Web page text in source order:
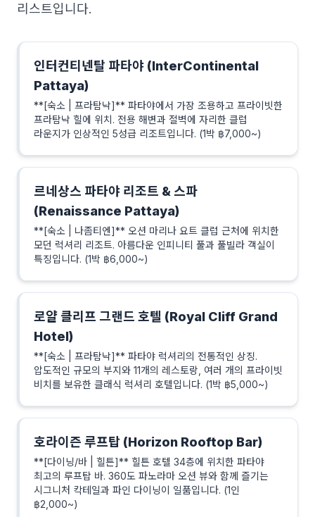
리스트입니다.
인터컨티넨탈 파타야 (InterContinental
Pattaya)
**[숙소 | 프라탐낙]** 파타야에서 가장 조용하고 프라이빗한
프라탐낙 힐에 위치. 전용 해변과 절벽에 자리한 클럽
라운지가 인상적인 5성급 리조트입니다. (1박 ฿7,000~)
르네상스 파타야 리조트 & 스파
(Renaissance Pattaya)
**[숙소 | 나좀티엔]** 오션 마리나 요트 클럽 근처에 위치한
모던 럭셔리 리조트. 아름다운 인피니티 풀과 풀빌라 객실이
특징입니다. (1박 ฿6,000~)
로얄 클리프 그랜드 호텔 (Royal Cliff Grand
Hotel)
**[숙소 | 프라탐낙]** 파타야 럭셔리의 전통적인 상징.
압도적인 규모의 부지와 11개의 레스토랑, 여러 개의 프라이빗
비치를 보유한 클래식 럭셔리 호텔입니다. (1박 ฿5,000~)
호라이즌 루프탑 (Horizon Rooftop Bar)
**[다이닝/바 | 힐튼]** 힐튼 호텔 34층에 위치한 파타야
최고의 루프탑 바. 360도 파노라마 오션 뷰와 함께 즐기는
시그니처 칵테일과 파인 다이닝이 일품입니다. (1인
฿2,000~)